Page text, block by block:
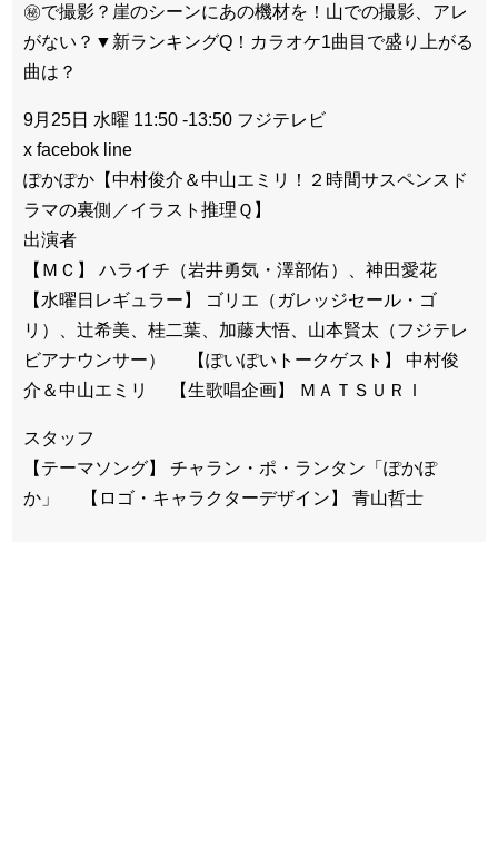
㊙で撮影？崖のシーンにあの機材を！山での撮影、アレ
がない？▼新ランキングQ！カラオケ1曲目で盛り上がる
曲は？
9月25日 水曜 11:50 -13:50 フジテレビ
x facebok line
ぽかぽか【中村俊介＆中山エミリ！２時間サスペンスド
ラマの裏側／イラスト推理Ｑ】
出演者
【ＭＣ】 ハライチ（岩井勇気・澤部佑）、神田愛花
【水曜日レギュラー】 ゴリエ（ガレッジセール・ゴ
リ）、辻希美、桂二葉、加藤大悟、山本賢太（フジテレ
ビアナウンサー） 【ぽいぽいトークゲスト】 中村俊
介＆中山エミリ 【生歌唱企画】 ＭＡＴＳＵＲＩ
スタッフ
【テーマソング】 チャラン・ポ・ランタン「ぽかぽ
か」 【ロゴ・キャラクターデザイン】 青山哲士